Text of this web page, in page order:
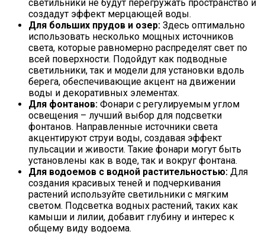
светильники не будут перегружать пространство и
создадут эффект мерцающей воды.
Для больших прудов и озер: Здесь оптимально
использовать несколько мощных источников
света, которые равномерно распределят свет по
всей поверхности. Подойдут как подводные
светильники, так и модели для установки вдоль
берега, обеспечивающие акцент на движении
воды и декоративных элементах.
Для фонтанов: Фонари с регулируемым углом
освещения – лучший выбор для подсветки
фонтанов. Направленные источники света
акцентируют струи воды, создавая эффект
пульсации и живости. Такие фонари могут быть
установлены как в воде, так и вокруг фонтана.
Для водоемов с водной растительностью: Для
создания красивых теней и подчеркивания
растений используйте светильники с мягким
светом. Подсветка водных растений, таких как
камыши и лилии, добавит глубину и интерес к
общему виду водоема.